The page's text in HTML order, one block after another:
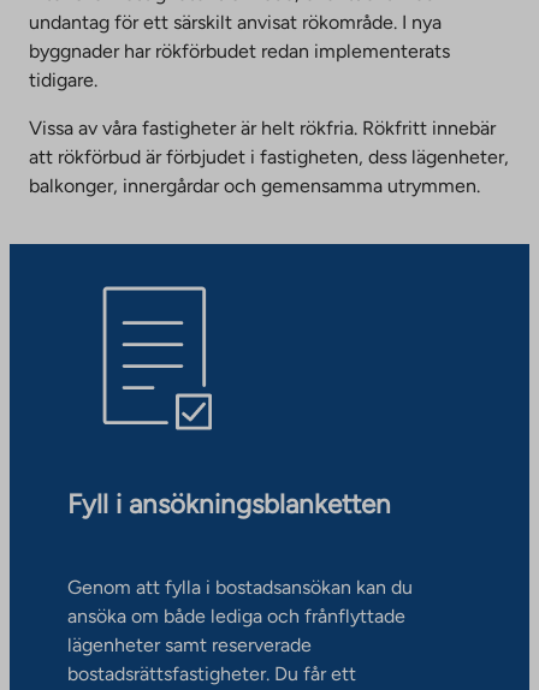
undantag för ett särskilt anvisat rökområde. I nya
byggnader har rökförbudet redan implementerats
tidigare.
Vissa av våra fastigheter är helt rökfria. Rökfritt innebär
att rökförbud är förbjudet i fastigheten, dess lägenheter,
balkonger, innergårdar och gemensamma utrymmen.
Fyll i ansökningsblanketten
Genom att fylla i bostadsansökan kan du
ansöka om både lediga och frånflyttade
lägenheter samt reserverade
bostadsrättsfastigheter. Du får ett